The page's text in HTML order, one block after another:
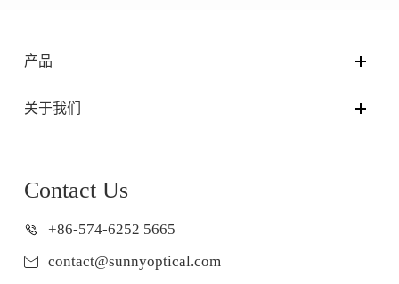
产品
关于我们
Contact Us
+86-574-6252 5665
contact@sunnyoptical.com